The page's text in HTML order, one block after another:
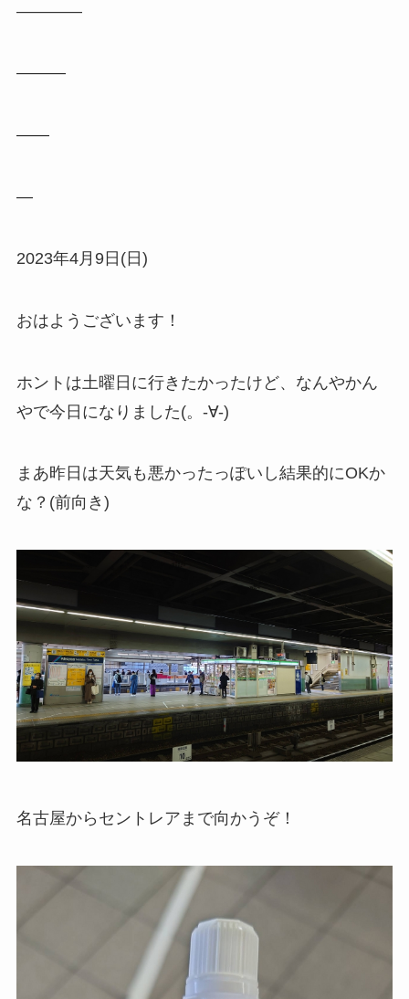
――――
―――
――
―
2023年4月9日(日)
おはようございます！
ホントは土曜日に行きたかったけど、なんやかん
やで今日になりました(。-∀-)
まあ昨日は天気も悪かったっぽいし結果的にOKか
な？(前向き)
名古屋からセントレアまで向かうぞ！